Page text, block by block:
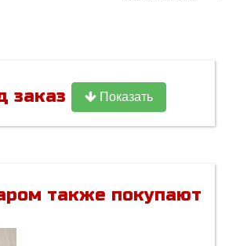
заказ Показать
также покупают